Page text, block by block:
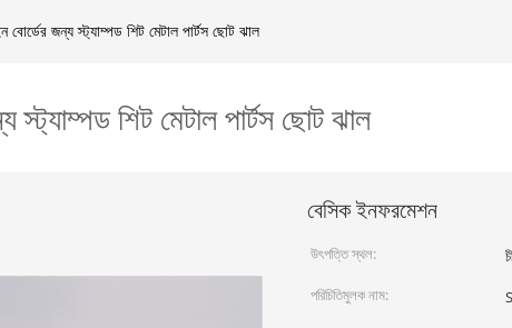
বোর্ডের জন্য স্ট্যাম্পড শিট মেটাল পার্টস ছোট ঝাল
স্ট্যাম্পড শিট মেটাল পার্টস ছোট ঝাল
বেসিক ইনফরমেশন
উৎপত্তি স্থল:
পরিচিতিমুলক নাম: